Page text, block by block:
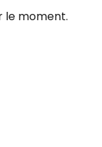
le moment.